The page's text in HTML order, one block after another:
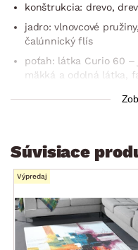
konštrukcia: drevo,
jadro: vlnovcové
čalúnnický flís
poťah: látka Curio 60
mäkká a odolná látka,
vlastnosti: zvýšená
zabraňuje okamžitej
kvapalina kondenzuje
máte – vrátane
umiestnenie aj v
členitá optika
rohový pôdorys – ľavý
pravá bočná podrúčka
Súvisiace
Výpredaj